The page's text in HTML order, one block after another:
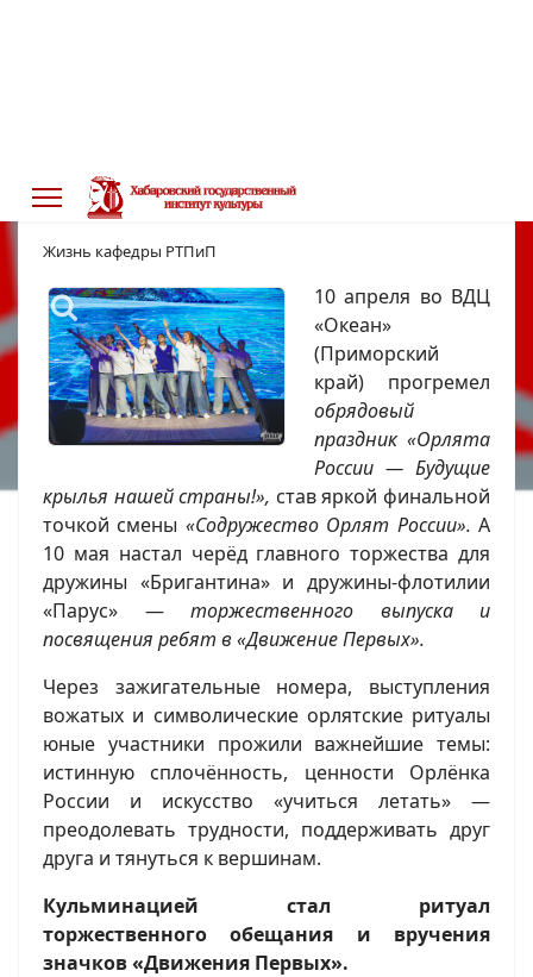
#РТПиП : «Орлята России» обрели
крылья в «Океане»
Жизнь кафедры РТПиП
10 апреля во ВДЦ
«Океан»
(Приморский
край) прогремел
обрядовый
праздник «Орлята
России — Будущие
крылья нашей страны!», став яркой финальной
точкой смены «Содружество Орлят России». А
10 мая настал черёд главного торжества для
дружины «Бригантина» и дружины-флотилии
«Парус» — торжественного выпуска и
посвящения ребят в «Движение Первых».
Через зажигательные номера, выступления
вожатых и символические орлятские ритуалы
юные участники прожили важнейшие темы:
истинную сплочённость, ценности Орлёнка
России и искусство «учиться летать» —
преодолевать трудности, поддерживать друг
друга и тянуться к вершинам.
Кульминацией стал ритуал
торжественного обещания и вручения
значков «Движения Первых».